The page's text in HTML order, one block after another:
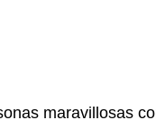
maravillosas